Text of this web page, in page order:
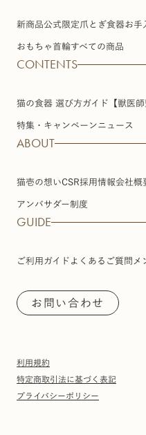
新商品公式限定爪とぎ食器お手
おもちゃ首輪すべての商品
CONTENTS
猫の食器 選び方ガイド【獣医師
特集・キャンペーンニュース
ABOUT
猫壱の想いCSR採用情報会社概
アンバサダー制度
GUIDE
ご利用ガイド よくあるご質問 メ
お問い合わせ
利用規約
特定商取引法に基づく表記
プライバシーポリシー